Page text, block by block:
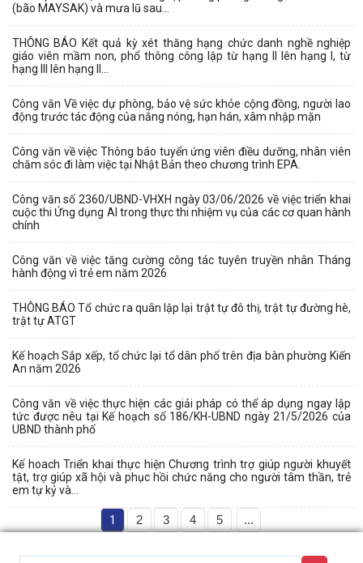
(bão MAYSAK) và mưa lũ sau...
THÔNG BÁO Kết quả kỳ xét thăng hạng chức danh nghề nghiệp
giáo viên mầm non, phổ thông công lập từ hạng II lên hạng I, từ
hạng III lên hạng II...
Công văn Về việc dự phòng, bảo vệ sức khỏe cộng đồng, người lao
động trước tác động của nắng nóng, hạn hán, xâm nhập mặn
Công văn về việc Thông báo tuyển ứng viên điều dưỡng, nhân viên
chăm sóc đi làm việc tại Nhật Bản theo chương trình EPA.
Công văn số 2360/UBND-VHXH ngày 03/06/2026 về việc triển khai
cuộc thi Ứng dụng AI trong thực thi nhiệm vụ của các cơ quan hành
chính
Công văn về việc tăng cường công tác tuyên truyền nhân Tháng
hành động vì trẻ em năm 2026
THÔNG BÁO Tổ chức ra quân lập lại trật tự đô thị, trật tự đường hè,
trật tự ATGT
Kế hoạch Sắp xếp, tổ chức lại tổ dân phố trên địa bàn phường Kiến
An năm 2026
Công văn về việc thực hiện các giải pháp có thể áp dụng ngay lập
tức được nêu tại Kế hoạch số 186/KH-UBND ngày 21/5/2026 của
UBND thành phố
Kế hoach Triển khai thực hiện Chương trình trợ giúp người khuyết
tật, trợ giúp xã hội và phục hồi chức năng cho người tâm thần, trẻ
em tự kỷ và...
1 2 3 4 5 ...